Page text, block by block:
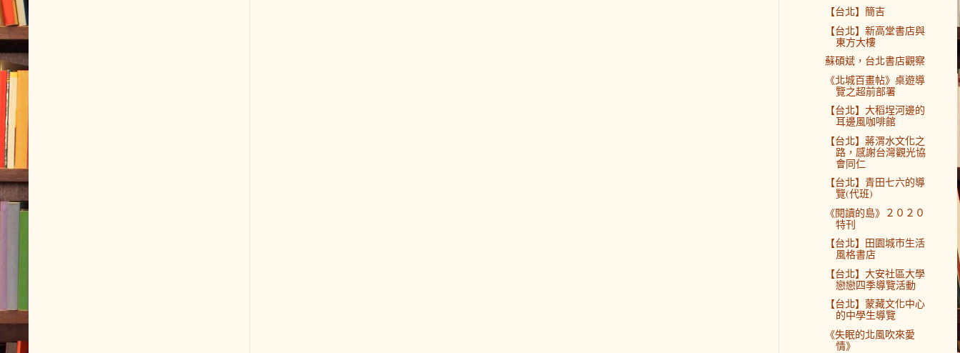
【台北】簡吉
【台北】新高堂書店與
東方大樓
蘇碩斌，台北書店觀察
《北城百畫帖》桌遊導
覽之超前部署
【台北】大稻埕河邊的
耳邊風咖啡館
【台北】蔣渭水文化之
路，感謝台灣觀光協
會同仁
【台北】青田七六的導
覽(代班)
《閱讀的島》２０２０
特刊
【台北】田園城市生活
風格書店
【台北】大安社區大學
戀戀四季導覽活動
【台北】蒙藏文化中心
的中學生導覽
《失眠的北風吹來愛
情》